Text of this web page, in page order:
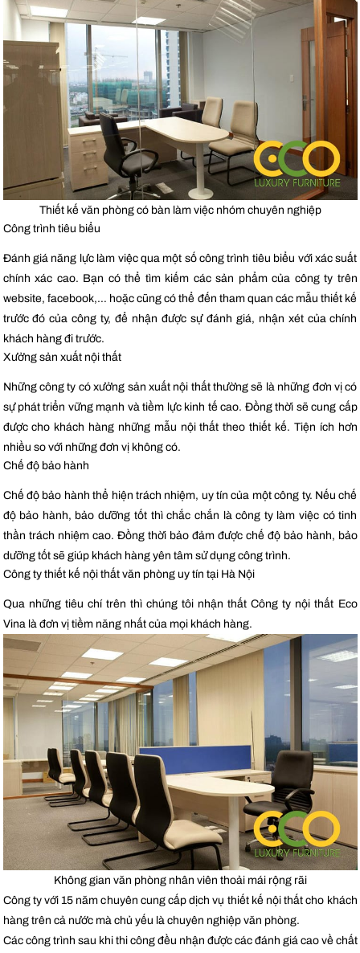
Thiết kế văn phòng có bàn làm việc nhóm chuyên nghiệp
Công trình tiêu biểu
Đánh giá năng lực làm việc qua một số công trình tiêu biểu với xác suất
chính xác cao. Bạn có thể tìm kiếm các sản phẩm của công ty trên
website, facebook,… hoặc cũng có thể đến tham quan các mẫu thiết kế
trước đó của công ty, để nhận được sự đánh giá, nhận xét của chính
khách hàng đi trước.
Xưởng sản xuất nội thất
Những công ty có xưởng sản xuất nội thất thường sẽ là những đơn vị có
sự phát triển vững mạnh và tiềm lực kinh tế cao. Đồng thời sẽ cung cấp
được cho khách hàng những mẫu nội thất theo thiết kế. Tiện ích hơn
nhiều so với những đơn vị không có.
Chế độ bảo hành
Chế độ bảo hành thể hiện trách nhiệm, uy tín của một công ty. Nếu chế
độ bảo hành, bảo dưỡng tốt thì chắc chắn là công ty làm việc có tinh
thần trách nhiệm cao. Đồng thời bảo đảm được chế độ bảo hành, bảo
dưỡng tốt sẽ giúp khách hàng yên tâm sử dụng công trình.
Công ty thiết kế nội thất văn phòng uy tín tại Hà Nội
Qua những tiêu chí trên thì chúng tôi nhận thất Công ty nội thất Eco
Vina là đơn vị tiềm năng nhất của mọi khách hàng.
Không gian văn phòng nhân viên thoải mái rộng rãi
Công ty với 15 năm chuyên cung cấp dịch vụ thiết kế nội thất cho khách
hàng trên cả nước mà chủ yếu là chuyên nghiệp văn phòng.
Các công trình sau khi thi công đều nhận được các đánh giá cao về chất